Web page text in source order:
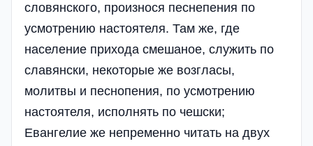
словянского, произнося песнепения по
усмотрению настоятеля. Там же, где
население прихода смешаное, служить по
славянски, некоторые же возгласы,
молитвы и песнопения, по усмотрению
настоятеля, исполнять по чешски;
Евангелие же непременно читать на двух